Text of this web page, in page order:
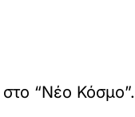
“Νέο Κόσμο”.